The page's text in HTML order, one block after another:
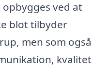
ved at
blot tilbyder
men som også
kvalitet